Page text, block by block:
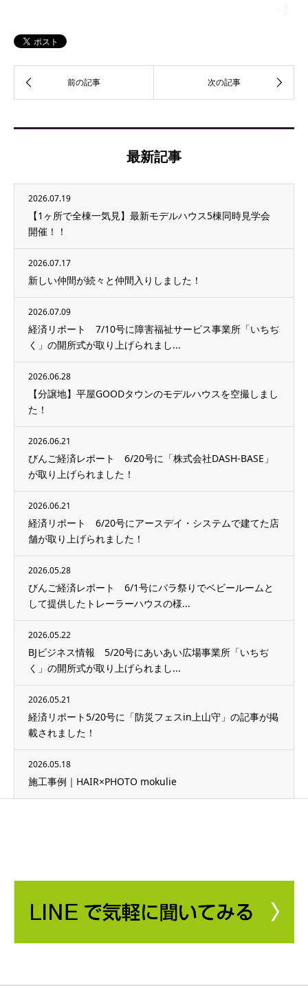
最新記事
2026.07.19
【1ヶ所で全棟一気見】最新モデルハウス5棟同時見学会
開催！！
2026.07.17
新しい仲間が続々と仲間入りしました！
2026.07.09
経済リポート 7/10号に障害福祉サービス事業所「いちぢ
く」の開所式が取り上げられまし...
2026.06.28
【分譲地】平屋GOODタウンのモデルハウスを空撮しまし
た！
2026.06.21
びんご経済レポート 6/20号に「株式会社DASH-BASE」
が取り上げられました！
2026.06.21
経済リポート 6/20号にアースデイ・システムで建てた店
舗が取り上げられました！
2026.05.28
びんご経済レポート 6/1号にバラ祭りでベビールームと
して提供したトレーラーハウスの様...
2026.05.22
BJビジネス情報 5/20号にあいあい広場事業所「いちぢ
く」の開所式が取り上げられまし...
2026.05.21
経済リポート5/20号に「防災フェスin上山守」の記事が掲
載されました！
2026.05.18
施工事例｜HAIR×PHOTO mokulie